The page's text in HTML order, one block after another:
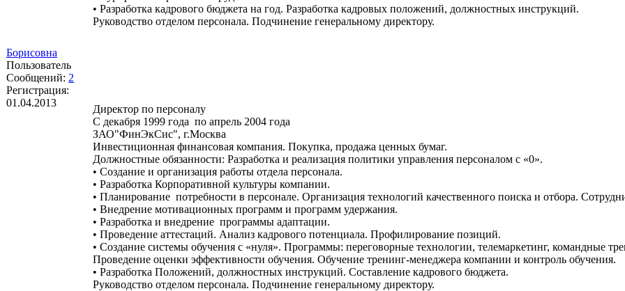
Борисовна
Пользователь
Сообщений: 2
Регистрация:
01.04.2013
• Разработка кадрового бюджета на год. Разработка кадровых положений, должностных инструкций.
Руководство отделом персонала. Подчинение генеральному директору.
Директор по персоналу
С декабря 1999 года по апрель 2004 года
ЗАО"ФинЭкСис", г.Москва
Инвестиционная финансовая компания. Покупка, продажа ценных бумаг.
Должностные обязанности: Разработка и реализация политики управления персоналом с «0».
• Создание и организация работы отдела персонала.
• Разработка Корпоративной культуры компании.
• Планирование потребности в персонале. Организация технологий качественного поиска и отбора.
• Внедрение мотивационных программ и программ удержания.
• Разработка и внедрение программы адаптации.
• Проведение аттестаций. Анализ кадрового потенциала. Профилирование позиций.
• Создание системы обучения с «нуля». Программы: переговорные технологии, телемаркетинг, командные
Проведение оценки эффективности обучения. Обучение тренинг-менеджера компании и контроль обучения.
• Разработка Положений, должностных инструкций. Составление кадрового бюджета.
Руководство отделом персонала. Подчинение генеральному директору.